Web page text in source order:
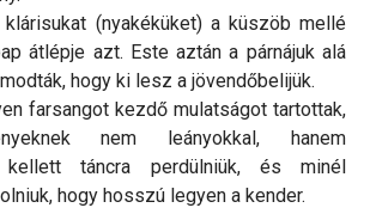
(nyakéküket) a küszöb mellé
átlépje azt. Este aztán a párnájuk alá
hogy ki lesz a jövendőbelijük.
farsangot kezdő mulatságot tartottak,
nem leányokkal, hanem
kellett táncra perdülniük, és minél
hogy hosszú legyen a kender.